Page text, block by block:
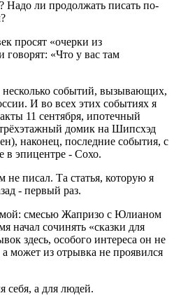
Надо ли продолжать писать по-
просят «очерки из
«Что у вас там
событий, вызывающих,
И во всех этих событиях я
11 сентября, ипотечный
домик на Шипсхэд
наконец, последние события, с
в эпицентре - Сохо.
не писал. Та статья, которую я
- первый раз.
смесью Жапризо с Юлианом
начал сочинять «сказки для
здесь, особого интереса он не
может из отрывка не проявился
себя, а для людей.